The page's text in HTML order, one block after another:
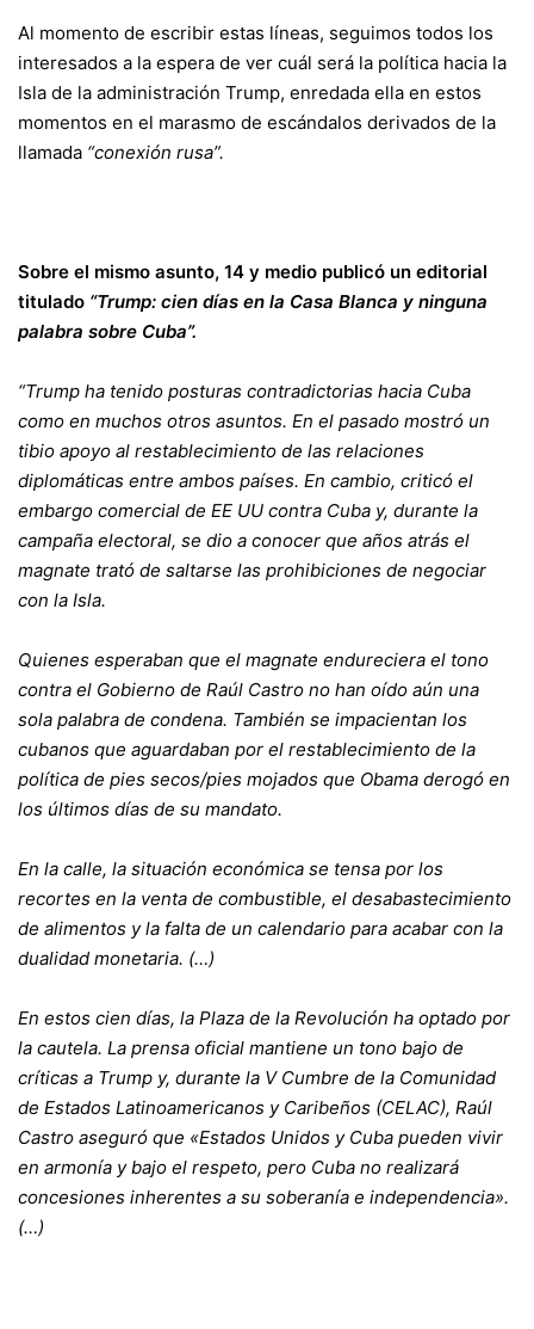
Al momento de escribir estas líneas, seguimos todos los
interesados a la espera de ver cuál será la política hacia la
Isla de la administración Trump, enredada ella en estos
momentos en el marasmo de escándalos derivados de la
llamada “conexión rusa”.
Sobre el mismo asunto, 14 y medio publicó un editorial
titulado “Trump: cien días en la Casa Blanca y ninguna
palabra sobre Cuba”.
“Trump ha tenido posturas contradictorias hacia Cuba
como en muchos otros asuntos. En el pasado mostró un
tibio apoyo al restablecimiento de las relaciones
diplomáticas entre ambos países. En cambio, criticó el
embargo comercial de EE UU contra Cuba y, durante la
campaña electoral, se dio a conocer que años atrás el
magnate trató de saltarse las prohibiciones de negociar
con la Isla.
Quienes esperaban que el magnate endureciera el tono
contra el Gobierno de Raúl Castro no han oído aún una
sola palabra de condena. También se impacientan los
cubanos que aguardaban por el restablecimiento de la
política de pies secos/pies mojados que Obama derogó en
los últimos días de su mandato.
En la calle, la situación económica se tensa por los
recortes en la venta de combustible, el desabastecimiento
de alimentos y la falta de un calendario para acabar con la
dualidad monetaria. (…)
En estos cien días, la Plaza de la Revolución ha optado por
la cautela. La prensa oficial mantiene un tono bajo de
críticas a Trump y, durante la V Cumbre de la Comunidad
de Estados Latinoamericanos y Caribeños (CELAC), Raúl
Castro aseguró que «Estados Unidos y Cuba pueden vivir
en armonía y bajo el respeto, pero Cuba no realizará
concesiones inherentes a su soberanía e independencia».
(…)